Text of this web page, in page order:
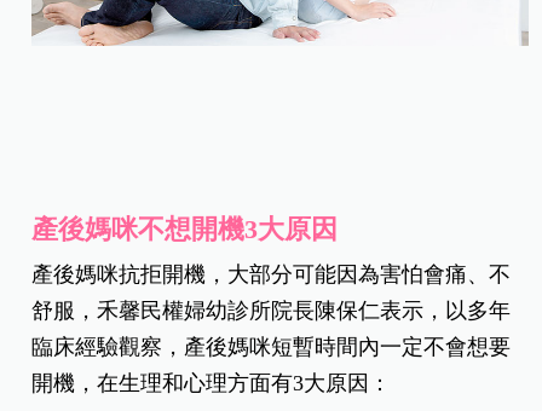
產後媽咪不想開機3大原因
產後媽咪抗拒開機，大部分可能因為害怕會痛、不
舒服，禾馨民權婦幼診所院長陳保仁表示，以多年
臨床經驗觀察，產後媽咪短暫時間內一定不會想要
開機，在生理和心理方面有3大原因：